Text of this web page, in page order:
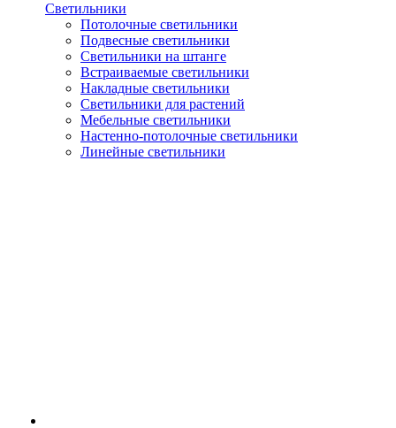
Светильники
Потолочные светильники
Подвесные светильники
Светильники на штанге
Встраиваемые светильники
Накладные светильники
Светильники для растений
Мебельные светильники
Настенно-потолочные светильники
Линейные светильники